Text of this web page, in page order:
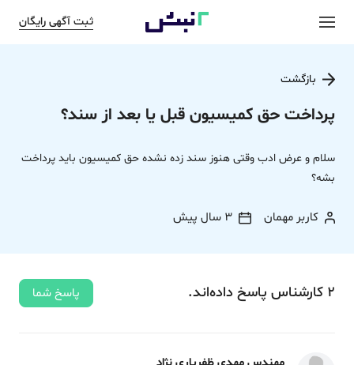
ثبت آگهی رایگان
بازگشت
پرداخت حق کمیسیون قبل یا بعد از سند؟
سلام و عرض ادب وقتی هنوز سند زده نشده حق کمیسیون باید پرداخت
بشه؟
کاربر مهمان 3 سال پیش
2 کارشناس پاسخ داده‌اند. پاسخ شما